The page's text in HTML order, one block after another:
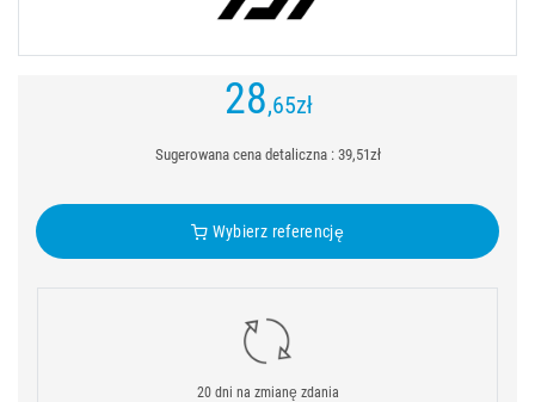
28,65zł
Sugerowana cena detaliczna : 39,51zł
Wybierz referencję
20 dni na zmianę zdania